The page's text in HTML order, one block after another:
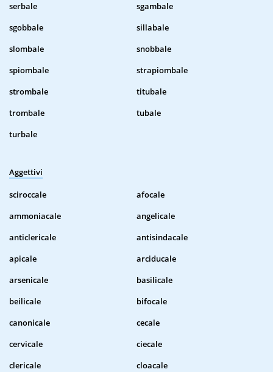
serbale
sgambale
sgobbale
sillabale
slombale
snobbale
spiombale
strapiombale
strombale
titubale
trombale
tubale
turbale
Aggettivi
sciroccale
afocale
ammoniacale
angelicale
anticlericale
antisindacale
apicale
arciducale
arsenicale
basilicale
beilicale
bifocale
canonicale
cecale
cervicale
ciecale
clericale
cloacale